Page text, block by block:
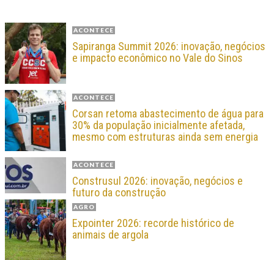
ACONTECE
Sapiranga Summit 2026: inovação, negócios
e impacto econômico no Vale do Sinos
ACONTECE
Corsan retoma abastecimento de água para
30% da população inicialmente afetada,
mesmo com estruturas ainda sem energia
ACONTECE
Construsul 2026: inovação, negócios e
futuro da construção
AGRO
Expointer 2026: recorde histórico de
animais de argola